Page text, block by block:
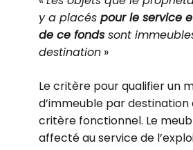
y a placés pour le service
de ce fondssont
destination »
Le critère pour qualifier un
d’immeuble par destination
critère fonctionnel. Le
affecté au service de